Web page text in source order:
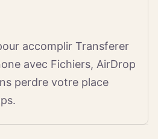
accomplir Transferer
avec Fichiers, AirDrop
perdre votre place